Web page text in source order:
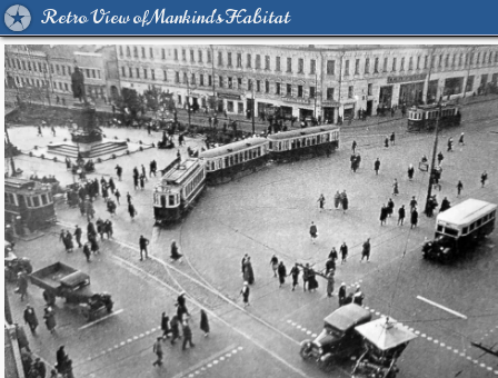
Retro View of Mankind's Habitat